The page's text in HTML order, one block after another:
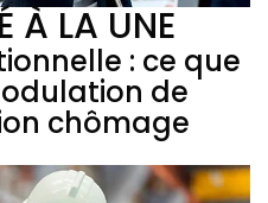
À LA UNE
: ce que
de
chômage